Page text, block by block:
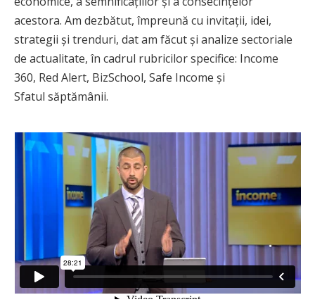
acestora. Am dezbătut, împreună cu invitații, idei,
strategii și trenduri, dat am făcut și analize sectoriale
de actualitate, în cadrul rubricilor specifice: Income
360, Red Alert, BizSchool, Safe Income și
Sfatul săptămânii.